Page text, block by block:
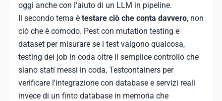
oggi anche con l'aiuto di un LLM in pipeline.
Il secondo tema è testare ciò che conta davvero, non
ciò che è comodo. Pest con mutation testing e
dataset per misurare se i test valgono qualcosa,
testing dei job in coda oltre il semplice controllo che
siano stati messi in coda, Testcontainers per
verificare l'integrazione con database e servizi reali
invece di un finto database in memoria che